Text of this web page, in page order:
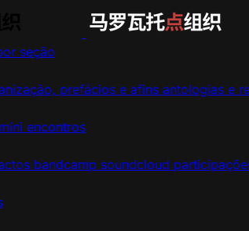
seção
prefácios e afins antologias e
encontros
bandcamp soundcloud